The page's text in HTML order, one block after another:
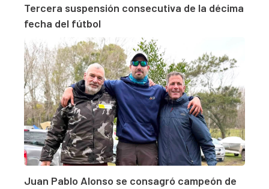
Tercera suspensión consecutiva de la décima
fecha del fútbol
Juan Pablo Alonso se consagró campeón de